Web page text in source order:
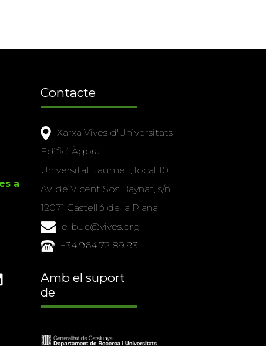
a
Contacte
Xarxa Vives d'Universitats
Edifici Àgora
Universitat Jaume I, local 10
Av. de Vicent Sos Baynat, s/n
12071 Castelló de la Plana
e-buc@vives.org
+34 964 72 89 93
Amb el suport
de